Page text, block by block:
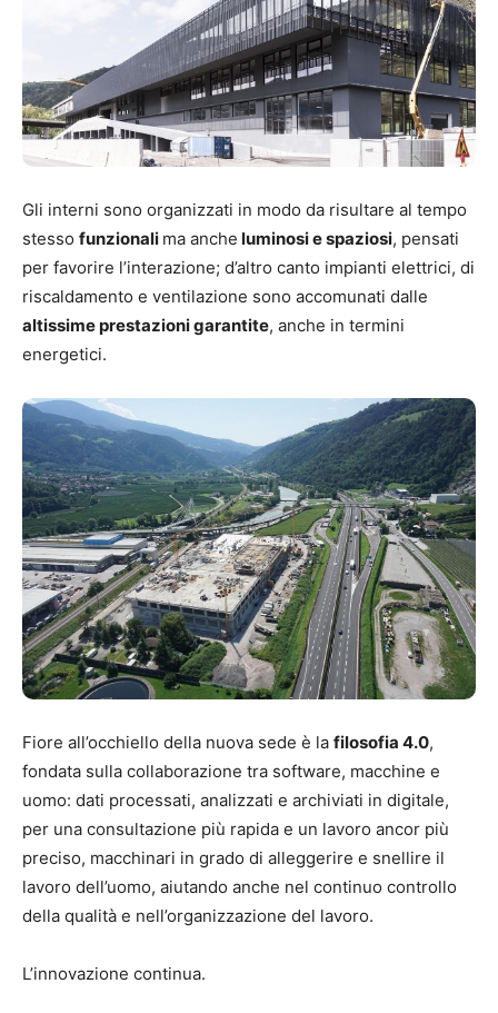
Gli interni sono organizzati in modo da risultare al tempo
stesso funzionali ma anche luminosi e spaziosi, pensati
per favorire l’interazione; d’altro canto impianti elettrici, di
riscaldamento e ventilazione sono accomunati dalle
altissime prestazioni garantite, anche in termini
energetici.
Fiore all’occhiello della nuova sede è la filosofia 4.0,
fondata sulla collaborazione tra software, macchine e
uomo: dati processati, analizzati e archiviati in digitale,
per una consultazione più rapida e un lavoro ancor più
preciso, macchinari in grado di alleggerire e snellire il
lavoro dell’uomo, aiutando anche nel continuo controllo
della qualità e nell’organizzazione del lavoro.
L’innovazione continua.